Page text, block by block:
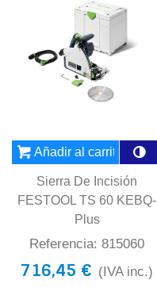
Añadir al carrito
Sierra De Incisión
FESTOOL TS 60 KEBQ-
Plus
Referencia: 815060
716,45 € (IVA inc.)